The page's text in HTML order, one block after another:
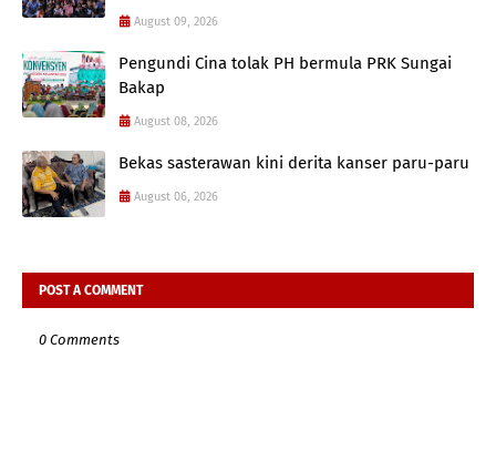
August 09, 2026
Pengundi Cina tolak PH bermula PRK Sungai
Bakap
August 08, 2026
Bekas sasterawan kini derita kanser paru-paru
August 06, 2026
POST A COMMENT
0 Comments